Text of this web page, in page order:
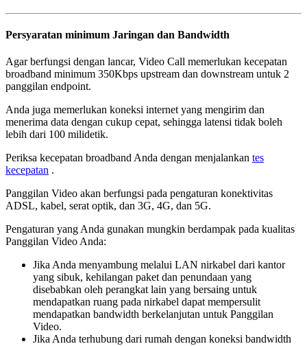
Persyaratan minimum Jaringan dan Bandwidth
Agar berfungsi dengan lancar, Video Call memerlukan kecepatan
broadband minimum 350Kbps upstream dan downstream untuk 2
panggilan endpoint.
Anda juga memerlukan koneksi internet yang mengirim dan
menerima data dengan cukup cepat, sehingga latensi tidak boleh
lebih dari 100 milidetik.
Periksa kecepatan broadband Anda dengan menjalankan tes
kecepatan .
Panggilan Video akan berfungsi pada pengaturan konektivitas
ADSL, kabel, serat optik, dan 3G, 4G, dan 5G.
Pengaturan yang Anda gunakan mungkin berdampak pada kualitas
Panggilan Video Anda:
Jika Anda menyambung melalui LAN nirkabel dari kantor
yang sibuk, kehilangan paket dan penundaan yang
disebabkan oleh perangkat lain yang bersaing untuk
mendapatkan ruang pada nirkabel dapat mempersulit
mendapatkan bandwidth berkelanjutan untuk Panggilan
Video.
Jika Anda terhubung dari rumah dengan koneksi bandwidth